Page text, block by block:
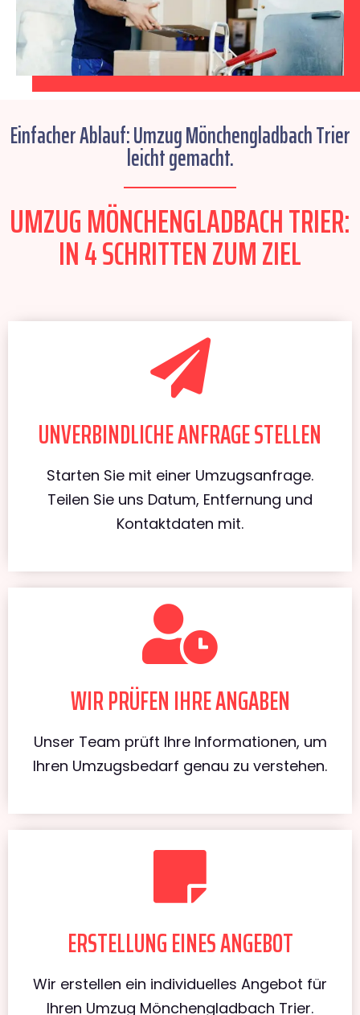
Einfacher Ablauf: Umzug Mönchengladbach Trier
leicht gemacht.
UMZUG MÖNCHENGLADBACH TRIER:
IN 4 SCHRITTEN ZUM ZIEL
UNVERBINDLICHE ANFRAGE STELLEN
Starten Sie mit einer Umzugsanfrage.
Teilen Sie uns Datum, Entfernung und
Kontaktdaten mit.
WIR PRÜFEN IHRE ANGABEN
Unser Team prüft Ihre Informationen, um
Ihren Umzugsbedarf genau zu verstehen.
ERSTELLUNG EINES ANGEBOT
Wir erstellen ein individuelles Angebot für
Ihren Umzug Mönchengladbach Trier.